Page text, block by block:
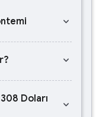
keyboard_arrow_down
keyboard_arrow_down
Doları
keyboard_arrow_down